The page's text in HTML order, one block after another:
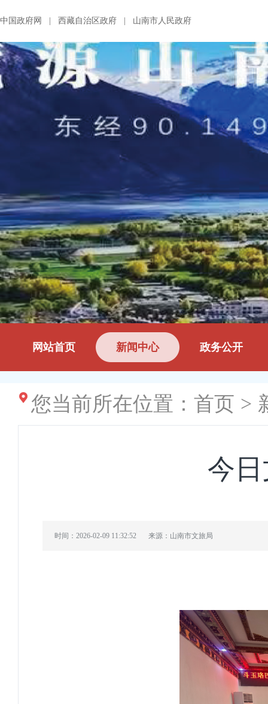
中国政府网 西藏自治区政府 山南市人民政府
网站首页 新闻中心 政务公开
您当前所在位置： 首页 >
今
时间：2026-02-09 11:32:52 来源：山南市文旅局